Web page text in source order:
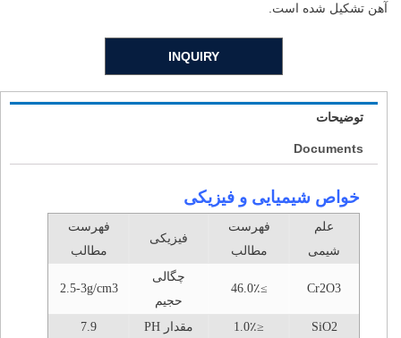
آهن تشکیل شده است.
INQUIRY
توضیحات
Documents
خواص شیمیایی و فیزیکی
علم
شیمی
فهرست
مطالب
فیزیکی
فهرست
مطالب
Cr2O3 ≥46.0٪
چگالی
حجیم
2.5-3g/cm3
SiO2 ≤1.0٪ مقدار PH
7.9